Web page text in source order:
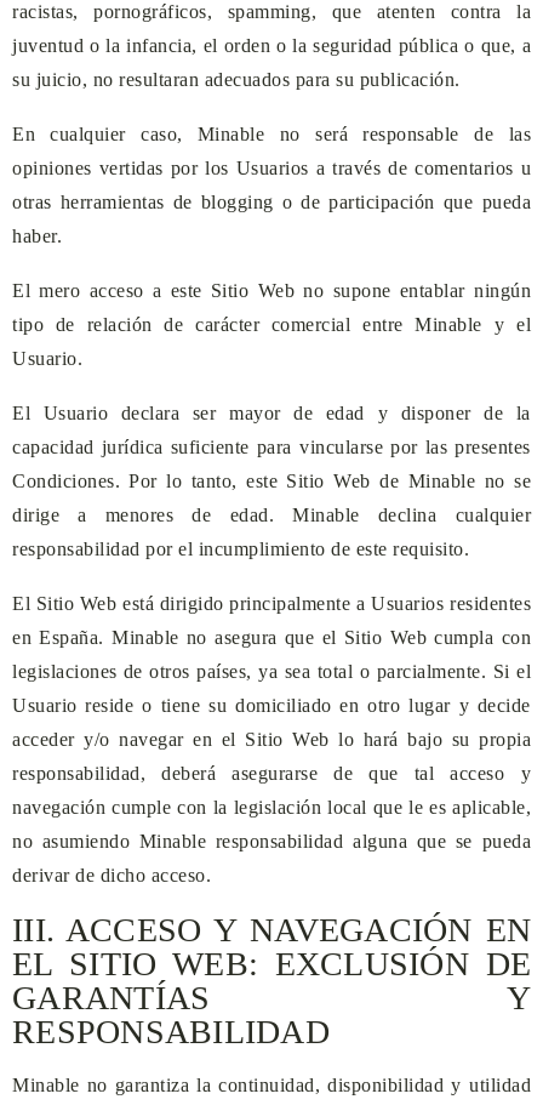
racistas, pornográficos, spamming, que atenten contra la
juventud o la infancia, el orden o la seguridad pública o que, a
su juicio, no resultaran adecuados para su publicación.
En cualquier caso, Minable no será responsable de las
opiniones vertidas por los Usuarios a través de comentarios u
otras herramientas de blogging o de participación que pueda
haber.
El mero acceso a este Sitio Web no supone entablar ningún
tipo de relación de carácter comercial entreMinable y el
Usuario.
El Usuario declara ser mayor de edad y disponer de la
capacidad jurídica suficiente para vincularse por las presentes
Condiciones. Por lo tanto, este Sitio Web de Minable no se
dirige a menores de edad.Minable declina cualquier
responsabilidad por el incumplimiento de este requisito.
El Sitio Web está dirigido principalmente a Usuarios residentes
enEspaña. Minable no asegura que el Sitio Web cumpla con
legislaciones de otros países, ya sea total o parcialmente. Si el
Usuario reside o tiene su domiciliado en otro lugar y decide
acceder y/o navegar en el Sitio Web lo hará bajo su propia
responsabilidad, deberá asegurarse de que tal acceso y
navegación cumple con la legislación local que le es aplicable,
no asumiendo Minable responsabilidad alguna que se pueda
derivar de dicho acceso.
III. ACCESO Y NAVEGACIÓN EN
EL SITIO WEB: EXCLUSIÓN DE
GARANTÍAS Y
RESPONSABILIDAD
Minable no garantiza la continuidad, disponibilidad y utilidad